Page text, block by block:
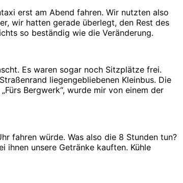
erst am Abend fahren. Wir nutzten also
wir hatten gerade überlegt, den Rest des
so beständig wie die Veränderung.
Es waren sogar noch Sitzplätze frei.
liegengebliebenen Kleinbus. Die
Bergwerk“, wurde mir von einem der
fahren würde. Was also die 8 Stunden tun?
ihnen unsere Getränke kauften. Kühle